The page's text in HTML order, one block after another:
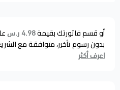
أو قسم فاتورتك بقيمة4.98 ر.س
بدون رسوم تأخير، متوافقة مع
اعرف أكثر